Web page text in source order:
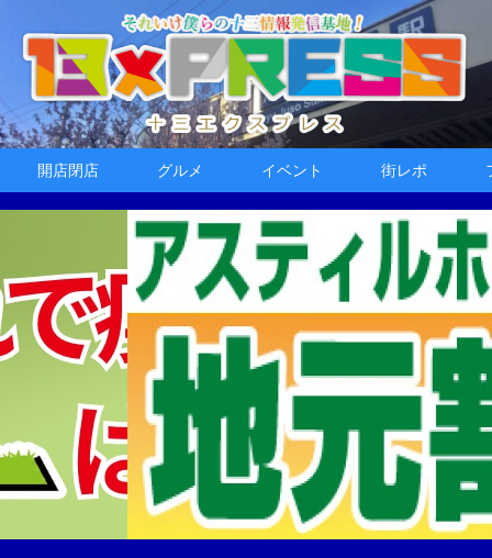
開店閉店 グルメ イベント 街レポ